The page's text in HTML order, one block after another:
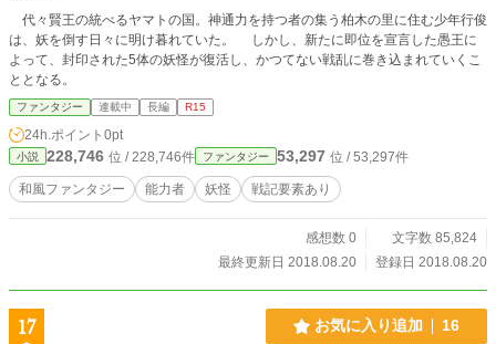
代々賢王の統べるヤマトの国。神通力を持つ者の集う柏木の里に住む少年行俊
は、妖を倒す日々に明け暮れていた。 しかし、新たに即位を宣言した愚王に
よって、封印された5体の妖怪が復活し、かつてない戦乱に巻き込まれていくこ
ととなる。
ファンタジー 連載中 長編 R15
24h.ポイント 0pt
小説 228,746 位 / 228,746件 ファンタジー 53,297 位 / 53,297件
和風ファンタジー 能力者 妖怪 戦記要素あり
感想数 0
文字数 85,824
最終更新日 2018.08.20
登録日 2018.08.20
17 お気に入り追加 16